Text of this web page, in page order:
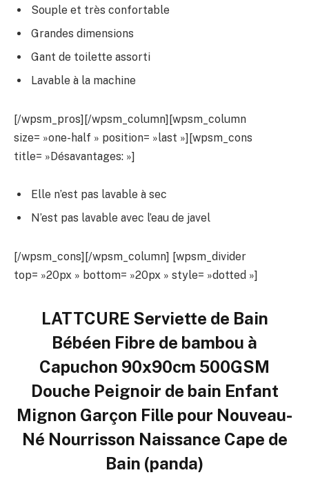
Souple et très confortable
Grandes dimensions
Gant de toilette assorti
Lavable à la machine
[/wpsm_pros][/wpsm_column][wpsm_column
size= »one-half » position= »last »][wpsm_cons
title= »Désavantages: »]
Elle n’est pas lavable à sec
N’est pas lavable avec l’eau de javel
[/wpsm_cons][/wpsm_column] [wpsm_divider
top= »20px » bottom= »20px » style= »dotted »]
LATTCURE Serviette de Bain
Bébéen Fibre de bambou à
Capuchon 90x90cm 500GSM
Douche Peignoir de bain Enfant
Mignon Garçon Fille pour Nouveau-
Né Nourrisson Naissance Cape de
Bain (panda)